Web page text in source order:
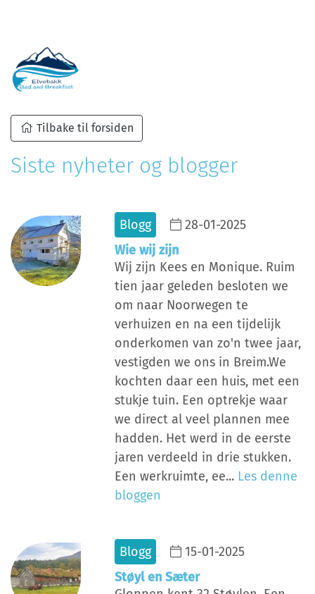
Tilbake til forsiden
Siste nyheter og blogger
Blogg
28-01-2025
Wie wij zijn
Wij zijn Kees en Monique. Ruim
tien jaar geleden besloten we
om naar Noorwegen te
verhuizen en na een tijdelijk
onderkomen van zo'n twee jaar,
vestigden we ons in Breim.We
kochten daar een huis, met een
stukje tuin. Een optrekje waar
we direct al veel plannen mee
hadden. Het werd in de eerste
jaren verdeeld in drie stukken.
Een werkruimte, ee... Les denne
bloggen
Blogg
15-01-2025
Støyl en Sæter